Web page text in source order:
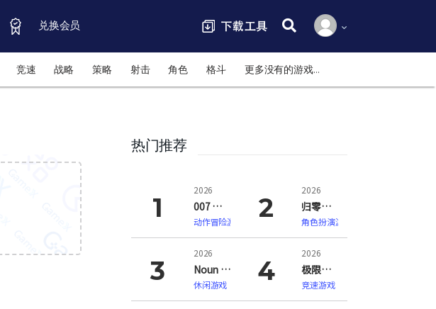
兑换会员
搜索:
竞速 战略 策略 射击 角色 格斗 更多没有的游戏…
热门推荐
2026
007 初露锋芒（007 First Light）
动作冒险游戏
2026
归零巡礼：亡谍镇魂曲（ZERO PARADES: For Dead Spies）
角色扮演游戏
2026
Noun Town 语言学习（Noun Town Language Learning）
休闲游戏
2026
极限竞速：地平线6（Forza Horizon 6）
竞速游戏